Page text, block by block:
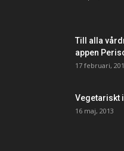
Till alla
appen
17 februari,
Vegetariskt
16 maj, 2013